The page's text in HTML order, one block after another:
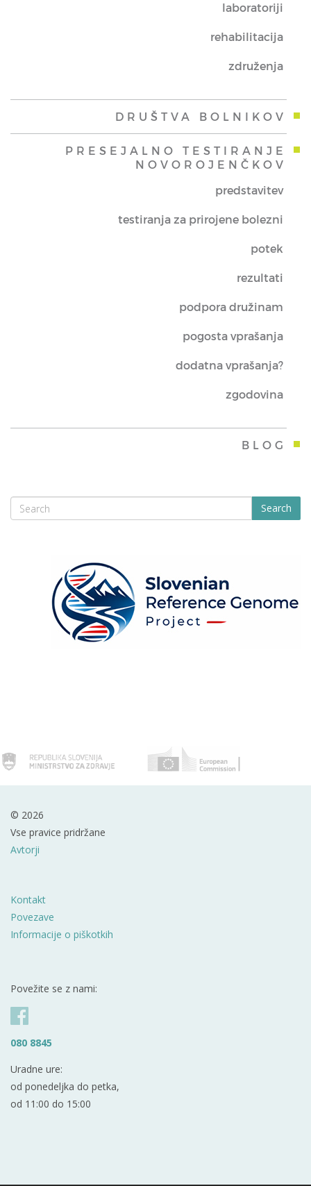
laboratoriji
rehabilitacija
združenja
DRUŠTVA BOLNIKOV
PRESEJALNO TESTIRANJE
NOVOROJENČKOV
predstavitev
testiranja za prirojene bolezni
potek
rezultati
podpora družinam
pogosta vprašanja
dodatna vprašanja?
zgodovina
BLOG
Search
© 2026
Vse pravice pridržane
Avtorji
Kontakt
Povezave
Informacije o piškotkih
Povežite se z nami:
080 8845
Uradne ure:
od ponedeljka do petka,
od 11:00 do 15:00